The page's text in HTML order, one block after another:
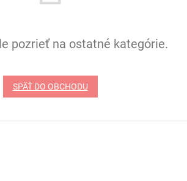
pozrieť na ostatné kategórie.
SPÄŤ DO OBCHODU